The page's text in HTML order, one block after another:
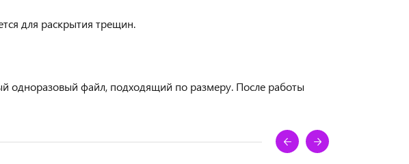
для раскрытия трещин.
одноразовый файл, подходящий по размеру. После работы